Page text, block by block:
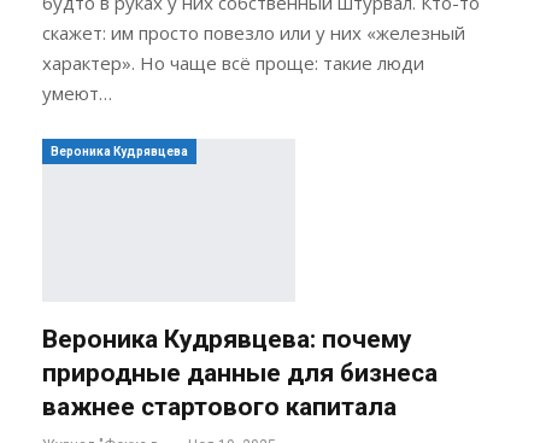
скажет: им просто повезло или у них «железный
характер». Но чаще всё проще: такие люди
умеют…
Вероника Кудрявцева
Вероника Кудрявцева: почему
природные данные для бизнеса
важнее стартового капитала